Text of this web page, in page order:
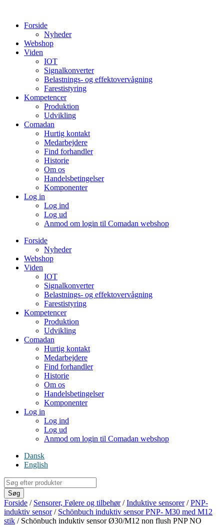
indholdForside
Nyheder
Webshop
Viden
IOT
Signalkonverter
Belastnings- og effektovervågning
Farestistyring
Kompetencer
Produktion
Udvikling
Comadan
Hurtig kontakt
Medarbejdere
Find forhandler
Historie
Om os
Handelsbetingelser
Komponenter
Log in
Log ind
Log ud
Anmod om login til Comadan webshop
Forside
Nyheder
Webshop
Viden
IOT
Signalkonverter
Belastnings- og effektovervågning
Farestistyring
Kompetencer
Produktion
Udvikling
Comadan
Hurtig kontakt
Medarbejdere
Find forhandler
Historie
Om os
Handelsbetingelser
Komponenter
Log in
Log ind
Log ud
Anmod om login til Comadan webshop
Dansk
English
Products
search
Søg
Forside / Sensorer, Følere og tilbehør/Induktive sensorer/PNP-
induktiv sensor/ Schönbuch induktiv sensor PNP- M30 med M12
stik / Schönbuch induktiv sensor Ø30/M12 non flush PNP NO